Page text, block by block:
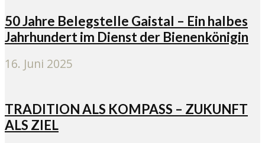
50 Jahre Belegstelle Gaistal – Ein halbes
Jahrhundert im Dienst der Bienenkönigin
16. Juni 2025
TRADITION ALS KOMPASS – ZUKUNFT
ALS ZIEL